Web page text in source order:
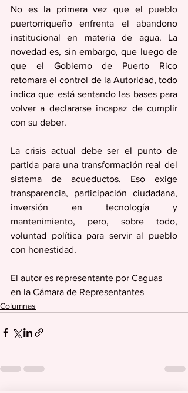
No es la primera vez que el pueblo
puertorriqueño enfrenta el abandono
institucional en materia de agua. La
novedad es, sin embargo, que luego de
que el Gobierno de Puerto Rico
retomara el control de la Autoridad, todo
indica que está sentando las bases para
volver a declararse incapaz de cumplir
con su deber.
La crisis actual debe ser el punto de
partida para una transformación real del
sistema de acueductos. Eso exige
transparencia, participación ciudadana,
inversión en tecnología y
mantenimiento, pero, sobre todo,
voluntad política para servir al pueblo
con honestidad.
El autor es representante por Caguas
en la Cámara de Representantes
Columnas